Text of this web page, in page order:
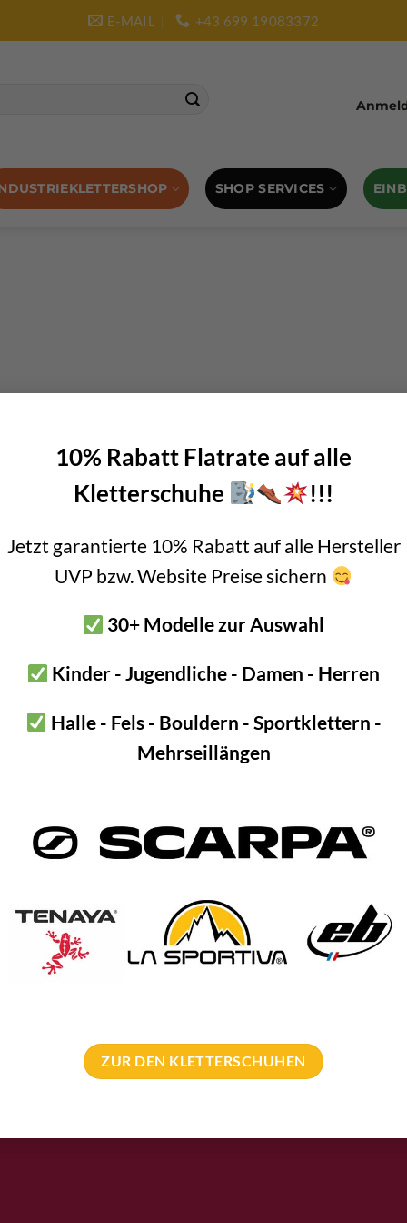
10% Rabatt Flatrate auf alle
Kletterschuhe
!!!
Jetzt garantierte 10% Rabatt auf alle Hersteller
UVP bzw. Website Preise sichern
30+ Modelle zur Auswahl
Kinder - Jugendliche - Damen - Herren
Halle - Fels - Bouldern - Sportklettern -
Mehrseillängen
ZUR DEN KLETTERSCHUHEN
E-MAIL +43 699 19083372
SHOP SERVICES
NICHT VORRÄTIG
200,00 Ursprünglicher
€180,00Aktueller
ist:
Team
Anmeldung
– Adresse
Pro Deals & Sponsoring
Pro Deal für Erschließer
Bergführer Pro Deal
Kletterführer Inserate